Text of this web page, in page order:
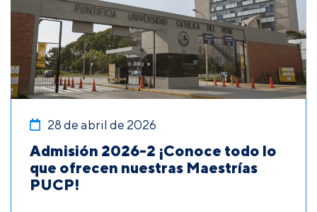
28 de abril de 2026
Admisión 2026-2 ¡Conoce todo lo
que ofrecen nuestras Maestrías
PUCP!